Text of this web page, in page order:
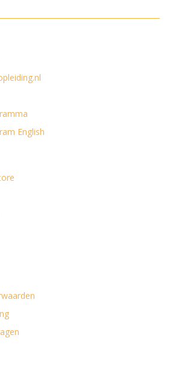
English